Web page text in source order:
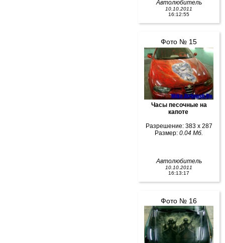
Автолюбитель
10.10.2011
16:12:55
Фото № 15
Часы песочные на
капоте
Разрешение: 383 x 287
Размер: 0.04 Мб.
Автолюбитель
10.10.2011
16:13:17
Фото № 16